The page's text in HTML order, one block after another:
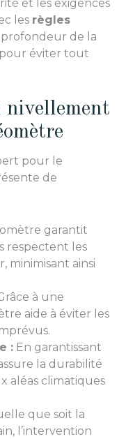
et les exigences
les règles
profondeur de la
pour éviter tout
nivellement
pour le
de
garantit
respectent les
minimisant ainsi
à une
aide à éviter les
: En garantissant
la durabilité
aléas climatiques
que soit la
l’intervention